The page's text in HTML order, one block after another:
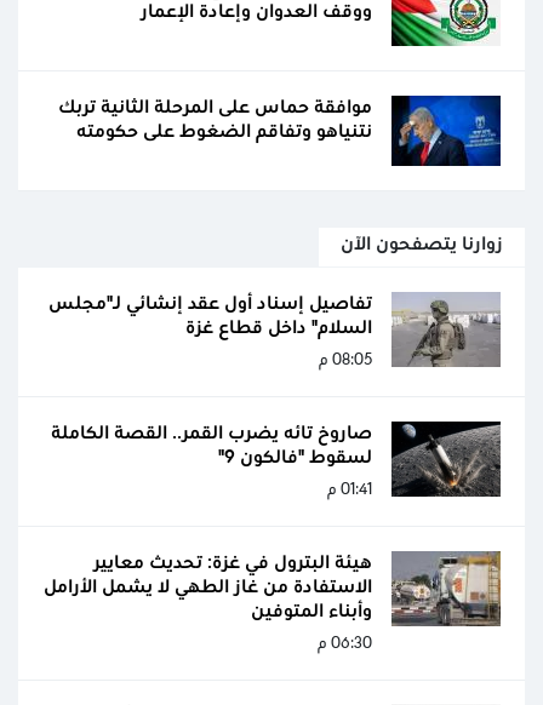
ووقف العدوان وإعادة الإعمار
موافقة حماس على المرحلة الثانية تربك
نتنياهو وتفاقم الضغوط على حكومته
زوارنا يتصفحون الآن
تفاصيل إسناد أول عقد إنشائي لـ"مجلس
السلام" داخل قطاع غزة
08:05 م
صاروخ تائه يضرب القمر.. القصة الكاملة
لسقوط "فالكون 9"
01:41 م
هيئة البترول في غزة: تحديث معايير
الاستفادة من غاز الطهي لا يشمل الأرامل
وأبناء المتوفين
06:30 م